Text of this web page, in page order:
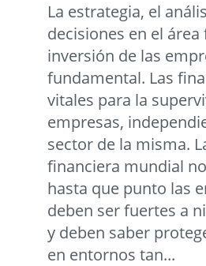
La estrategia, el
decisiones en el
inversión de las
fundamental. Las
vitales para la
empresas,
sector de la misma.
financiera mundial
hasta que punto las
deben ser fuertes a
y deben saber
en entornos tan...